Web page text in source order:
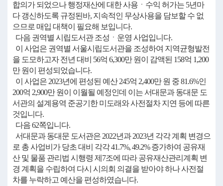
합의가 되었으나 행정재산에 대한 사용ㆍ수익 허가는 5년마
다 갱신하도록 규정된바, 지속적인 무상사용을 담보할 수 없
으므로 매입 대책이 필요해 보입니다.
다음 권역별 시립도서관 조성ㆍ운영 사업입니다.
이 사업은 권역별 서울시립도서관을 조성하여 지역균형발전
을 도모하고자 전년 대비 56억 6,300만 원이 감액된 158억 1,200
만 원이 편성되었습니다.
이 사업은 2023년에 편성된 예산 245억 2,400만 원 중 81.6%인
200억 2,900만 원이 이월될 예정인데 이는 서대문과 동대문 도
서관의 설계용역 준공기한 미도래와 사전절차 지연 등에 따른
것입니다.
다음 62쪽입니다.
서대문과 동대문 도서관은 2022년과 2023년 각각 계획 변경으
로 총 사업비가 당초 대비 각각 41.7%, 49.2% 증가하여 공유재
산 및 물품 관리법 시행령 제7조에 따라 공유재산관리계획 변
경 계획을 수립하여 다시 시의회 의결을 받아야 하나 사전절
차를 누락하고 예산을 편성하였습니다.